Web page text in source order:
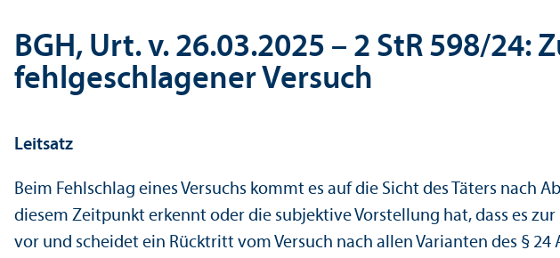
BGH, Urt. v. 26.03.2025 – 2 StR 598/24:
fehlgeschlagener Versuch
Leitsatz
Beim Fehlschlag eines Versuchs kommt es auf die Sicht des Täters
diesem Zeitpunkt erkennt oder die subjektive Vorstellung hat, dass es
vor und scheidet ein Rücktritt vom Versuch nach allen Varianten des § 24